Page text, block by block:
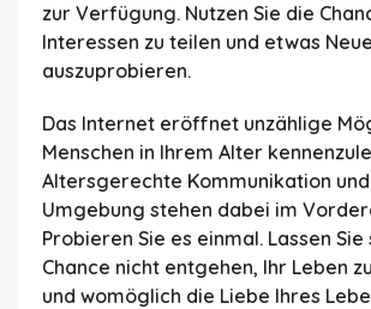
zur Verfügung. Nutzen Sie die
Interessen zu teilen und etwas
auszuprobieren.
Das Internet eröffnet unzählige
Menschen in Ihrem Alter
Altersgerechte Kommunikation
Umgebung stehen dabei im
Probieren Sie es einmal. Lassen Sie
Chance nicht entgehen, Ihr Leben
und womöglich die Liebe Ihres